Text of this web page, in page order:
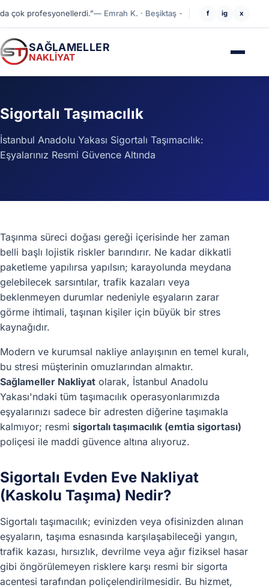
profesyonellerdi.”— Emrah K. · Beşiktaş → Levent “Beşiktaş'tan
f ig x
SAĞLAMELLER
NAKLİYAT
Sigortalı Taşımacılık
İstanbul Anadolu Yakası Sigortalı Taşımacılık:
Eşyalarınız Resmi Güvence Altında
Taşınma süreci doğası gereği içerisinde her zaman
belli başlı lojistik riskler barındırır. Ne kadar dikkatli
paketleme yapılırsa yapılsın; karayolunda meydana
gelebilecek sarsıntılar, trafik kazaları veya
beklenmeyen durumlar nedeniyle eşyaların zarar
görme ihtimali, taşınan kişiler için büyük bir stres
kaynağıdır.
Modern ve kurumsal nakliye anlayışının en temel kuralı,
bu stresi müşterinin omuzlarından almaktır.
Sağlameller Nakliyat olarak, İstanbul Anadolu
Yakası'ndaki tüm taşımacılık operasyonlarımızda
eşyalarınızı sadece bir adresten diğerine taşımakla
kalmıyor; resmi sigortalı taşımacılık (emtia sigortası)
poliçesi ile maddi güvence altına alıyoruz.
Sigortalı Evden Eve Nakliyat
(Kaskolu Taşıma) Nedir?
Sigortalı taşımacılık; evinizden veya ofisinizden alınan
eşyaların, taşıma esnasında karşılaşabileceği yangın,
trafik kazası, hırsızlık, devrilme veya ağır fiziksel hasar
gibi öngörülemeyen risklere karşı resmi bir sigorta
acentesi tarafından poliçelendirilmesidir. Bu hizmet,